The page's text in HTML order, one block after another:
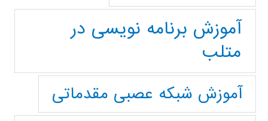
آموزش برنامه نویسی در
متلب
آموزش شبکه عصبی مقدماتی